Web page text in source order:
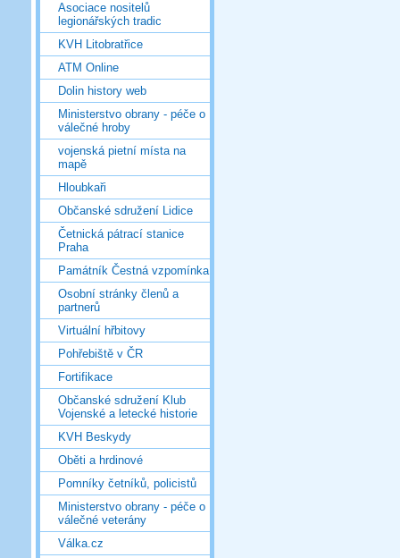
Asociace nositelů
legionářských tradic
KVH Litobratřice
ATM Online
Dolin history web
Ministerstvo obrany - péče o
válečné hroby
vojenská pietní místa na
mapě
Hloubkaři
Občanské sdružení Lidice
Četnická pátrací stanice
Praha
Památník Čestná vzpomínka
Osobní stránky členů a
partnerů
Virtuální hřbitovy
Pohřebiště v ČR
Fortifikace
Občanské sdružení Klub
Vojenské a letecké historie
KVH Beskydy
Oběti a hrdinové
Pomníky četníků, policistů
Ministerstvo obrany - péče o
válečné veterány
Válka.cz